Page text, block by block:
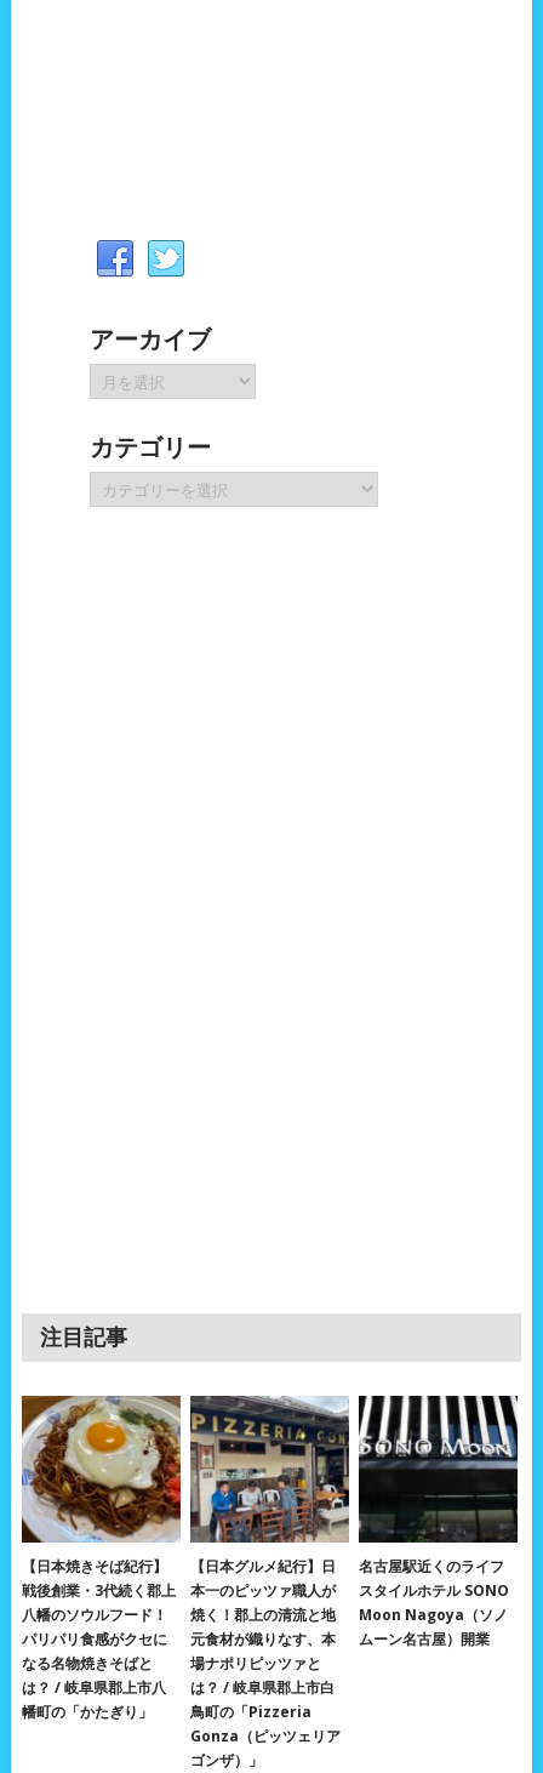
アーカイブ
ー
イ
ブ
カテゴリー
テ
注目記事
【日本焼きそば紀行】
戦後創業・3代続く郡上
八幡のソウルフード！
パリパリ食感がクセに
なる名物焼きそばと
は？ / 岐阜県郡上市八
幡町の「かたぎり」
【日本グルメ紀行】日
本一のピッツァ職人が
焼く！郡上の清流と地
元食材が織りなす、本
場ナポリピッツァと
は？ / 岐阜県郡上市白
鳥町の「Pizzeria
Gonza（ピッツェリア
ゴンザ）」
名古屋駅近くのライフ
スタイルホテル SONO
Moon Nagoya（ソノ
ムーン名古屋）開業